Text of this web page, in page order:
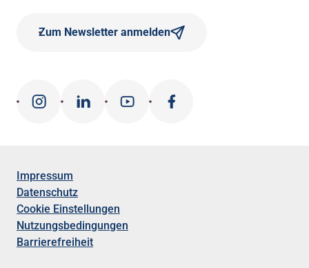
Zum Newsletter anmelden
Impressum
Datenschutz
Cookie Einstellungen
Nutzungsbedingungen
Barrierefreiheit